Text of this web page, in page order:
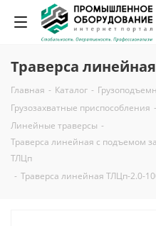
Траверса
Главная - Каталог -
Грузозахватные приспособления -
Линейные траверсы -
Траверса линейная с подъемом
ТЛЦп
- Траверса линейная ТЛЦп-2.0-